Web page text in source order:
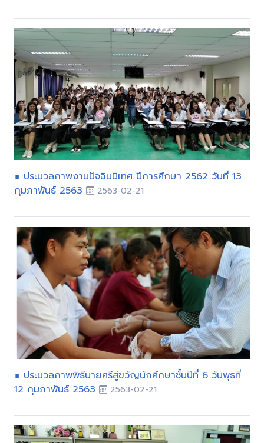
∎ ประมวลภาพงานปัจฉิมนิเทศ ปีการศึกษา 2562 วันที่ 13
กุมภาพันธ์ 2563
2563-02-21
∎ ประมวลภาพพิธีบายศรีสู่ขวัญนักศึกษาชั้นปีที่ 6 วันพุธที่
12 กุมภาพันธ์ 2563
2563-02-21